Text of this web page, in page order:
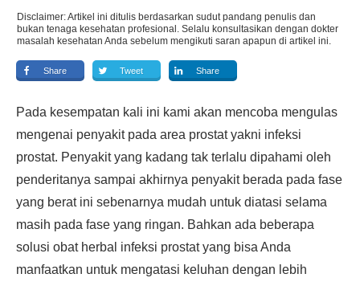
Disclaimer: Artikel ini ditulis berdasarkan sudut pandang penulis dan
bukan tenaga kesehatan profesional. Selalu konsultasikan dengan dokter
masalah kesehatan Anda sebelum mengikuti saran apapun di artikel ini.
Share Tweet Share
Pada kesempatan kali ini kami akan mencoba mengulas
mengenai penyakit pada area prostat yakni infeksi
prostat. Penyakit yang kadang tak terlalu dipahami oleh
penderitanya sampai akhirnya penyakit berada pada fase
yang berat ini sebenarnya mudah untuk diatasi selama
masih pada fase yang ringan. Bahkan ada beberapa
solusi obat herbal infeksi prostat yang bisa Anda
manfaatkan untuk mengatasi keluhan dengan lebih